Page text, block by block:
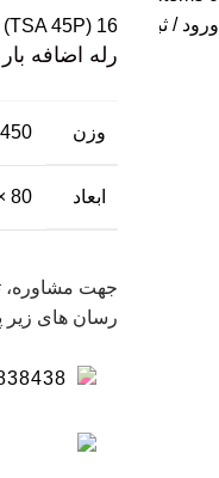
ورود / ثبت نام16 amp overload relay (TSA 45P)
رله اضافه بار 16 آمپر (TSA 45P)
وزن 450 گرم
ابعاد 80 × 50 × 45 میلی‌متر
جهت مشاوره،
رسان های زیر